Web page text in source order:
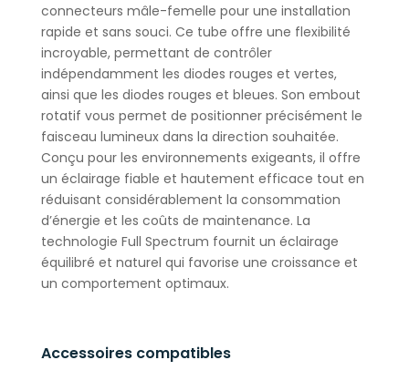
connecteurs mâle-femelle pour une installation
rapide et sans souci. Ce tube offre une flexibilité
incroyable, permettant de contrôler
indépendamment les diodes rouges et vertes,
ainsi que les diodes rouges et bleues. Son embout
rotatif vous permet de positionner précisément le
faisceau lumineux dans la direction souhaitée.
Conçu pour les environnements exigeants, il offre
un éclairage fiable et hautement efficace tout en
réduisant considérablement la consommation
d’énergie et les coûts de maintenance. La
technologie Full Spectrum fournit un éclairage
équilibré et naturel qui favorise une croissance et
un comportement optimaux.
Accessoires compatibles